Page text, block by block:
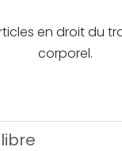
en droit du
corporel.